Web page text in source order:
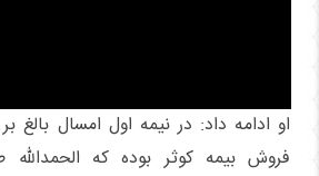
فروش بیمه کوثر بوده که الحمدالله